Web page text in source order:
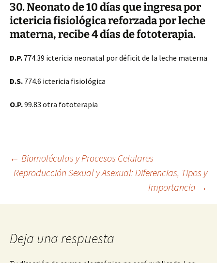
30. Neonato de 10 días que ingresa por
ictericia fisiológica reforzada por leche
materna, recibe 4 días de fototerapia.
D.P. 774.39 ictericia neonatal por déficit de la leche materna
D.S. 774.6 ictericia fisiológica
O.P.99.83 otra fototerapia
Navegación
← Biomoléculas y Procesos Celulares
Reproducción Sexual y Asexual: Diferencias, Tipos y
Importancia →
Deja una respuesta